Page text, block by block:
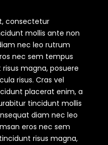
consectetur
mollis ante non
nec leo rutrum
nec sem tempus
magna, posuere
risus. Cras vel
placerat enim, a
tincidunt mollis
diam nec leo
eros nec sem
risus magna,